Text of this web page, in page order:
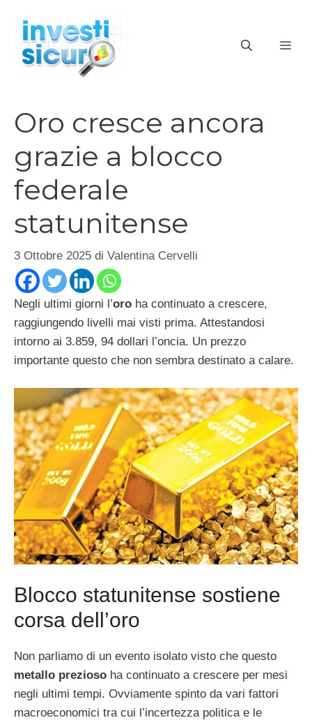
contenuto
Oro cresce ancora
grazie a blocco
federale
statunitense
3 Ottobre 2025 di Valentina Cervelli
Negli ultimi giorni l’oro ha continuato a crescere,
raggiungendo livelli mai visti prima. Attestandosi
intorno ai 3.859, 94 dollari l’oncia. Un prezzo
importante questo che non sembra destinato a calare.
Blocco statunitense sostiene
corsa dell’oro
Non parliamo di un evento isolato visto che questo
metallo prezioso ha continuato a crescere per mesi
negli ultimi tempi. Ovviamente spinto da vari fattori
macroeconomici tra cui l’incertezza politica e le